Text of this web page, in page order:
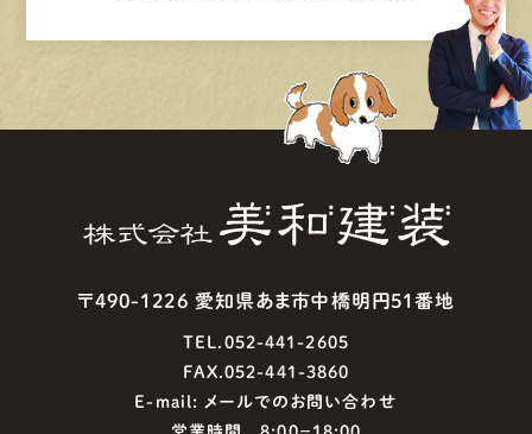
〒490-1226 愛知県あま市中橋明円51番地
TEL.052-441-2605
FAX.052-441-3860
E-mail: メールでのお問い合わせ